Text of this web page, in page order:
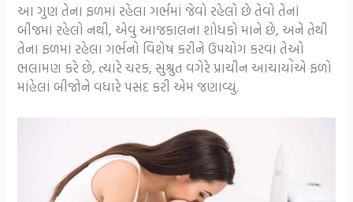
આ ગુણ તેના ફળમાં રહેલા ગર્ભમાં જેવો રહેલો છે તેવો તેનાં
બીજમાં રહેલો નથી, એવું આજકાલના શોધકો માને છે, અને તેથી
તેના ફળમાં રહેલા ગર્ભનો વિશેષ કરીને ઉપયોગ કરવા તેઓ
ભલામણ કરે છે, ત્યારે ચરક, સુશ્રુત વગેરે પ્રાચીન આચાયોંએ ફળો
માંહેલાં બીજોને વધારે પસંદ કરી એમ જણાવ્યું.